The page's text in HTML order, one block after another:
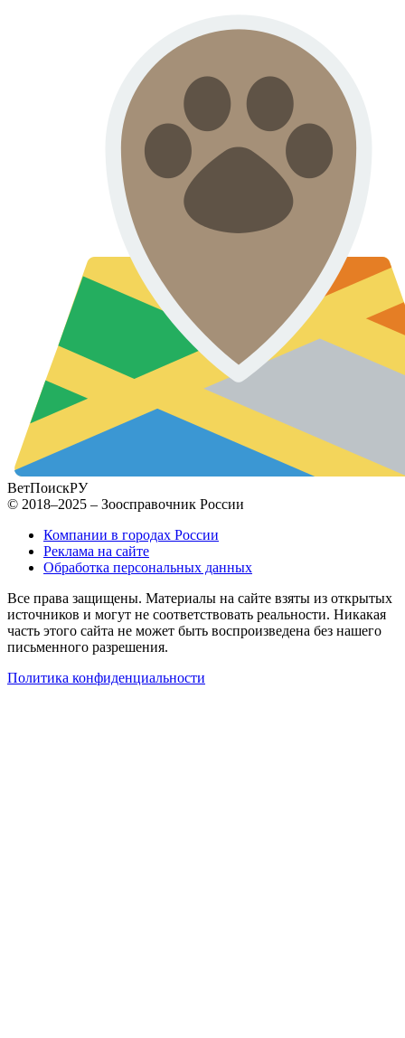
ВетПоискРУ
© 2018–2025 – Зоосправочник России
Компании в городах России
Реклама на сайте
Обработка персональных данных
Все права защищены. Материалы на сайте взяты из открытых
источников и могут не соответствовать реальности. Никакая
часть этого сайта не может быть воспроизведена без нашего
письменного разрешения.
Политика конфиденциальности